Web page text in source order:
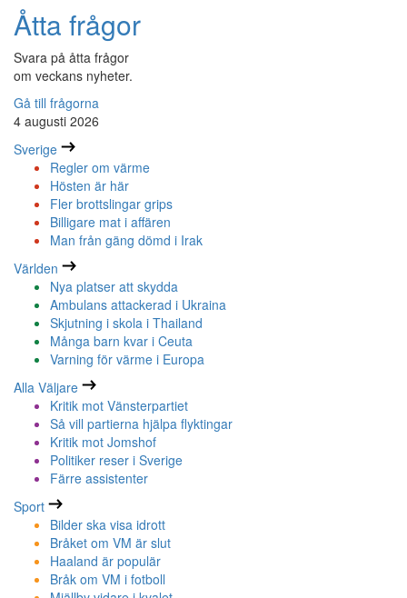
Åtta frågor
Svara på åtta frågor
om veckans nyheter.
Gå till frågorna
4 augusti 2026
Sverige
Regler om värme
Hösten är här
Fler brottslingar grips
Billigare mat i affären
Man från gäng dömd i Irak
Världen
Nya platser att skydda
Ambulans attackerad i Ukraina
Skjutning i skola i Thailand
Många barn kvar i Ceuta
Varning för värme i Europa
Alla Väljare
Kritik mot Vänsterpartiet
Så vill partierna hjälpa flyktingar
Kritik mot Jomshof
Politiker reser i Sverige
Färre assistenter
Sport
Bilder ska visa idrott
Bråket om VM är slut
Haaland är populär
Bråk om VM i fotboll